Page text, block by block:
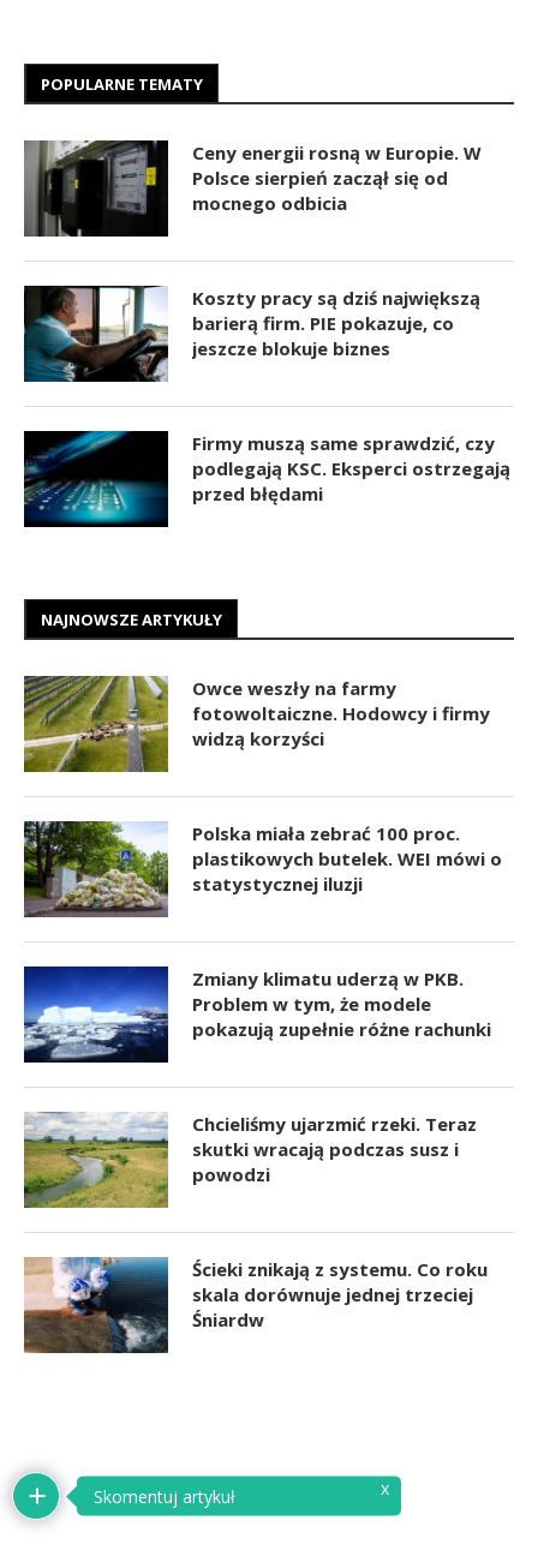
POPULARNE TEMATY
Ceny energii rosną w Europie. W
Polsce sierpień zaczął się od
mocnego odbicia
Koszty pracy są dziś największą
barierą firm. PIE pokazuje, co
jeszcze blokuje biznes
Firmy muszą same sprawdzić, czy
podlegają KSC. Eksperci ostrzegają
przed błędami
NAJNOWSZE ARTYKUŁY
Owce weszły na farmy
fotowoltaiczne. Hodowcy i firmy
widzą korzyści
Polska miała zebrać 100 proc.
plastikowych butelek. WEI mówi o
statystycznej iluzji
Zmiany klimatu uderzą w PKB.
Problem w tym, że modele
pokazują zupełnie różne rachunki
Chcieliśmy ujarzmić rzeki. Teraz
skutki wracają podczas susz i
powodzi
Ścieki znikają z systemu. Co roku
skala dorównuje jednej trzeciej
Śniardw
Skomentuj artykuł x